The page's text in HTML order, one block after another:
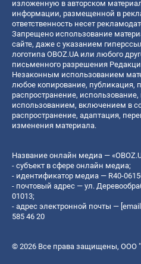
изложенную в авторском
информации, размещенной в
ответственность несет
Запрещено использование
сайте, даже с указанием
логотипа OBOZ.UA или любого
письменного разрешения
Незаконным использованием
любое копирование, публикация,
распространение, использование,
использованием, включением в
распространение, адаптация,
изменения материала.
Название онлайн медиа —
- субъект в сфере онлайн медиа;
- идентификатор медиа — R40-
- почтовый адрес — ул.
01013;
- адрес электронной почты —
585 46 20
© 2026 Все права защищены, ООО